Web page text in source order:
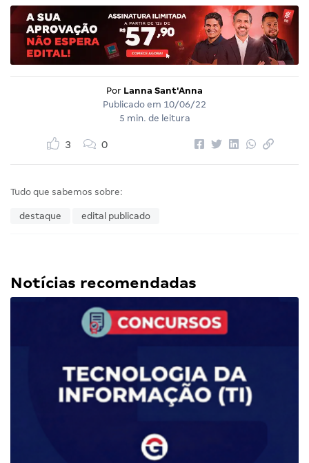
Por Lanna Sant'Anna
Publicado em 10/06/22
5 min. de leitura
3 0
Tudo que sabemos sobre:
destaque edital publicado
Notícias recomendadas